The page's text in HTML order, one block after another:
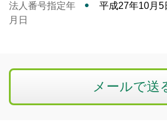
法人番号指定年
月日
平成27年10月5
メールで送